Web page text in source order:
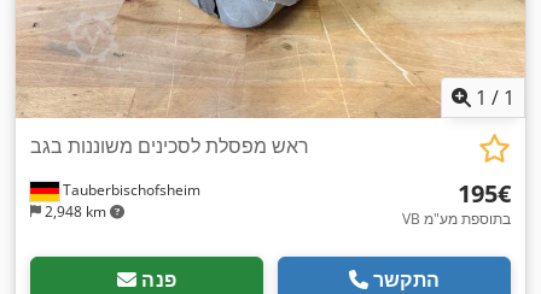
1 / 1
Tauberbischofsheim
2,948 km
ראש מפסלת לסכינים משוננות בגב
‏195 ‏€
VB בתוספת מע"מ
פנה התקשר